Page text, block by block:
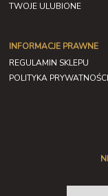
TWOJE ULUBIONE
INFORMACJE PRAWNE
REGULAMIN SKLEPU
POLITYKA PRYWATNOŚCI